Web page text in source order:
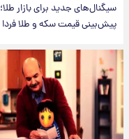
سیگنال‌های جدید برای بازار طلا؛
پیش‌بینی قیمت سکه و طلا فردا